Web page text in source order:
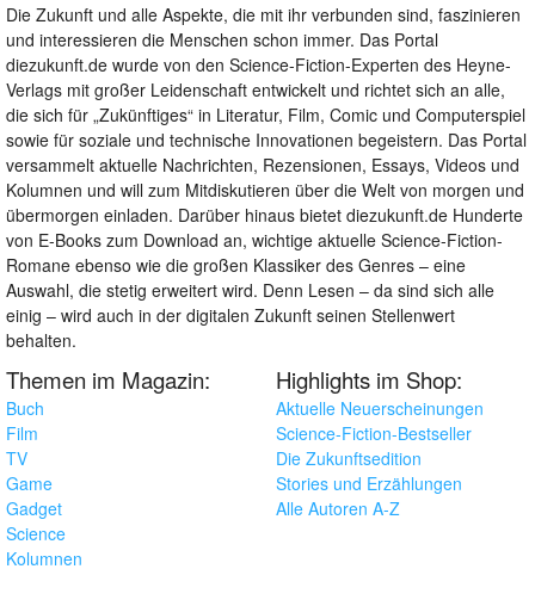
Die Zukunft und alle Aspekte, die mit ihr verbunden sind, faszinieren
und interessieren die Menschen schon immer. Das Portal
diezukunft.de wurde von den Science-Fiction-Experten des Heyne-
Verlags mit großer Leidenschaft entwickelt und richtet sich an alle,
die sich für „Zukünftiges“ in Literatur, Film, Comic und Computerspiel
sowie für soziale und technische Innovationen begeistern. Das Portal
versammelt aktuelle Nachrichten, Rezensionen, Essays, Videos und
Kolumnen und will zum Mitdiskutieren über die Welt von morgen und
übermorgen einladen. Darüber hinaus bietet diezukunft.de Hunderte
von E-Books zum Download an, wichtige aktuelle Science-Fiction-
Romane ebenso wie die großen Klassiker des Genres – eine
Auswahl, die stetig erweitert wird. Denn Lesen – da sind sich alle
einig – wird auch in der digitalen Zukunft seinen Stellenwert
behalten.
Themen im Magazin:
Buch
Film
TV
Game
Gadget
Science
Kolumnen
Highlights im Shop:
Aktuelle Neuerscheinungen
Science-Fiction-Bestseller
Die Zukunftsedition
Stories und Erzählungen
Alle Autoren A-Z